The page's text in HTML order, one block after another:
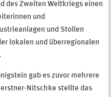
des Zweiten Weltkriegs einen
und
und Stollen
lokalen und überregionalen
gab es zuvor mehrere
Nitschke stellte das